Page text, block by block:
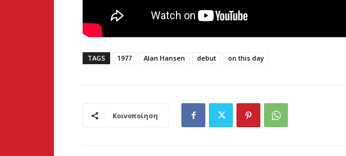
TAGS 1977 Alan Hansen debut on this day
Κοινοποίηση